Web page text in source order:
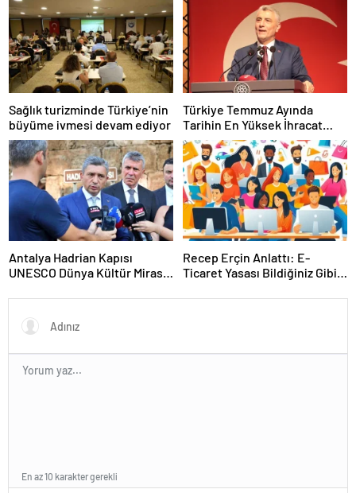
Sağlık turizminde Türkiye’nin
büyüme ivmesi devam ediyor
Türkiye Temmuz Ayında
Tarihin En Yüksek İhracat
Rekorunu Kırdı
Antalya Hadrian Kapısı
UNESCO Dünya Kültür Mirası
Recep Erçin Anlattı: E-
Ticaret Yasası Bildiğiniz Gibi
En az 10 karakter gerekli